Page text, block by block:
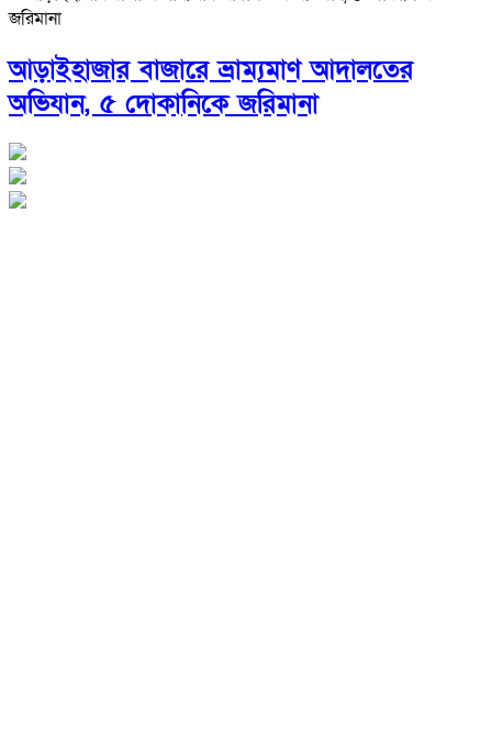
আড়াইহাজার বাজারে ভ্রাম্যমাণ আদালতের
অভিযান, ৫ দোকানিকে জরিমানা